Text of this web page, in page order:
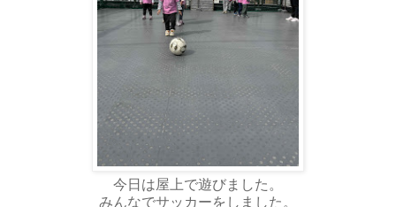
今日は屋上で遊びました。
みんなでサッカーをしました。